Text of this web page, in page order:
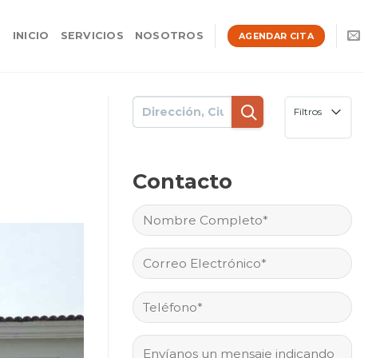
INICIO SERVICIOS NOSOTROS AGENDAR CITA
Filtros
Contacto